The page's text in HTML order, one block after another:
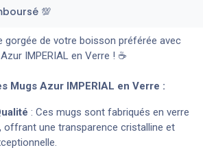
💯
gorgée de votre boisson préférée avec
IMPERIAL en Verre ! ☕
Mugs Azur IMPERIAL en Verre :
: Ces mugs sont fabriqués en verre
offrant une transparence cristalline et